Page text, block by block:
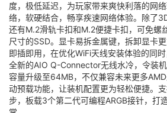
度，极低延迟，为玩家带来爽快利落的网
络，软硬结合，畅享疾速网络体验。除了
还有M.2滑轨卡扣和M.2便捷卡扣，可免螺
尺寸的SSD。显卡易拆金属键，拆卸显卡
即插即用，在优化WiFi天线安装体验的同
全新的AIO Q-Connector无线水冷，令装
容量升级至64MB，不仅兼容未来更多
动预载功能，让装机配置更为轻松便捷。
步，板载3个第二代可编程ARGB接针，打